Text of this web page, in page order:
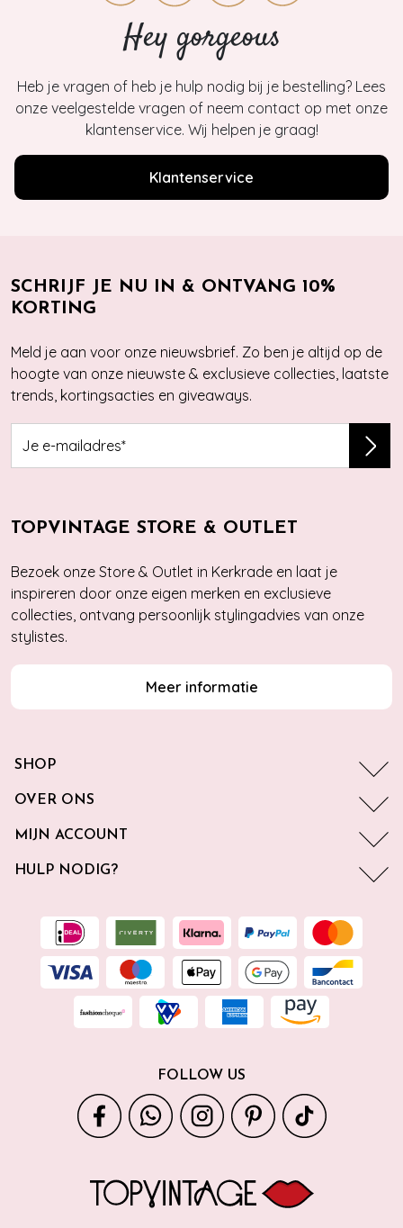
Hey gorgeous
Heb je vragen of heb je hulp nodig bij je bestelling? Lees
onze veelgestelde vragen of neem contact op met onze
klantenservice. Wij helpen je graag!
Klantenservice
SCHRIJF JE NU IN & ONTVANG 10%
KORTING
Meld je aan voor onze nieuwsbrief. Zo ben je altijd op de
hoogte van onze nieuwste & exclusieve collecties, laatste
trends, kortingsacties en giveaways.
TOPVINTAGE STORE & OUTLET
Bezoek onze Store & Outlet in Kerkrade en laat je
inspireren door onze eigen merken en exclusieve
collecties, ontvang persoonlijk stylingadvies van onze
stylistes.
Meer informatie
SHOP
OVER ONS
MIJN ACCOUNT
HULP NODIG?
FOLLOW US